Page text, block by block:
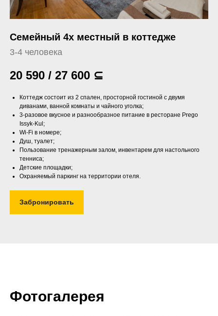
Семейный 4х местный в коттедже
3-4 человека
20 590 / 27 600 ⊆
Коттедж состоит из 2 спален, просторной гостиной с двумя
диванами, ванной комнаты и чайного уголка;
3-разовое вкусное и разнообразное питание в ресторане Prego
Issyk-Kul;
Wi-Fi в номере;
Душ, туалет;
Пользование тренажерным залом, инвентарем для настольного
тенниса;
Детские площадки;
Охраняемый паркинг на территории отеля.
Забронировать
Фотогалерея